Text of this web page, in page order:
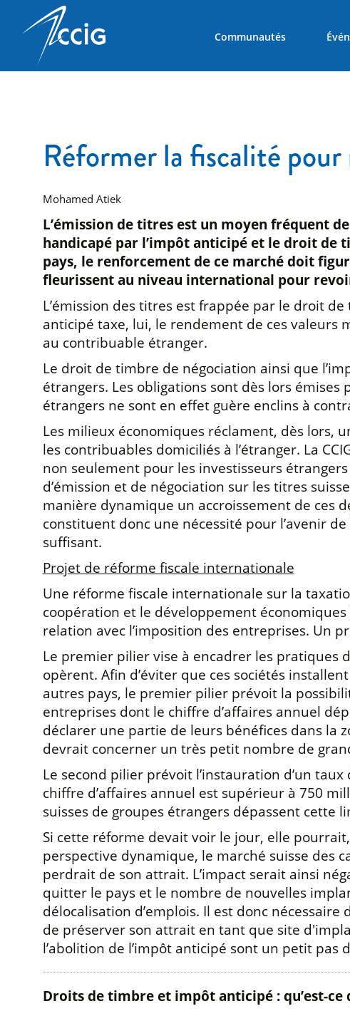
Communautés
Réformer la fiscalité
Mohamed Atiek
L’émission de titres est un moyen fréquent
handicapé par l’impôt anticipé et le droit de
pays, le renforcement de ce marché doit
fleurissent au niveau international pour
L’émission des titres est frappée par le droit
anticipé taxe, lui, le rendement de ces valeurs
au contribuable étranger.
Le droit de timbre de négociation ainsi que
étrangers. Les obligations sont dès lors
étrangers ne sont en effet guère enclins à
Les milieux économiques réclament, dès lors,
les contribuables domiciliés à l’étranger. La
non seulement pour les investisseurs
d’émission et de négociation sur les titres
manière dynamique un accroissement de ces
constituent donc une nécessité pour l’avenir
suffisant.
Projet de réforme fiscale internationale
Une réforme fiscale internationale sur la
coopération et le développement économiques
relation avec l’imposition des entreprises. Un
Le premier pilier vise à encadrer les pratiques
opèrent. Afin d’éviter que ces sociétés
autres pays, le premier pilier prévoit la
entreprises dont le chiffre d’affaires annuel
déclarer une partie de leurs bénéfices dans la
devrait concerner un très petit nombre de
Le second pilier prévoit l’instauration d’un
chiffre d’affaires annuel est supérieur à 750
suisses de groupes étrangers dépassent cette
Si cette réforme devait voir le jour, elle
perspective dynamique, le marché suisse des
perdrait de son attrait. L’impact serait ainsi
quitter le pays et le nombre de nouvelles
délocalisation d’emplois. Il est donc
de préserver son attrait en tant que site
l’abolition de l’impôt anticipé sont un petit
Droits de timbre et impôt anticipé : qu’est-ce